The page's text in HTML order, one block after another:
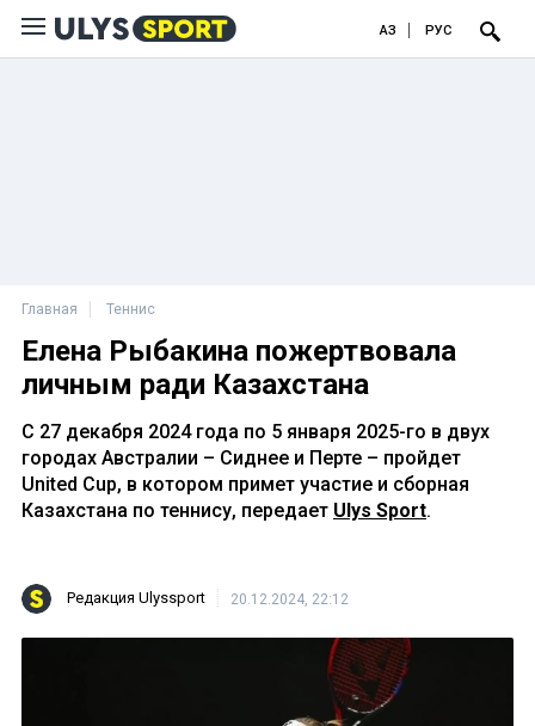
ҚАЗ РУС
Главная Теннис
Елена Рыбакина пожертвовала
личным ради Казахстана
С 27 декабря 2024 года по 5 января 2025-го в двух
городах Австралии – Сиднее и Перте – пройдет
United Cup, в котором примет участие и сборная
Казахстана по теннису, передает Ulys Sport.
Редакция Ulyssport 20.12.2024, 22:12